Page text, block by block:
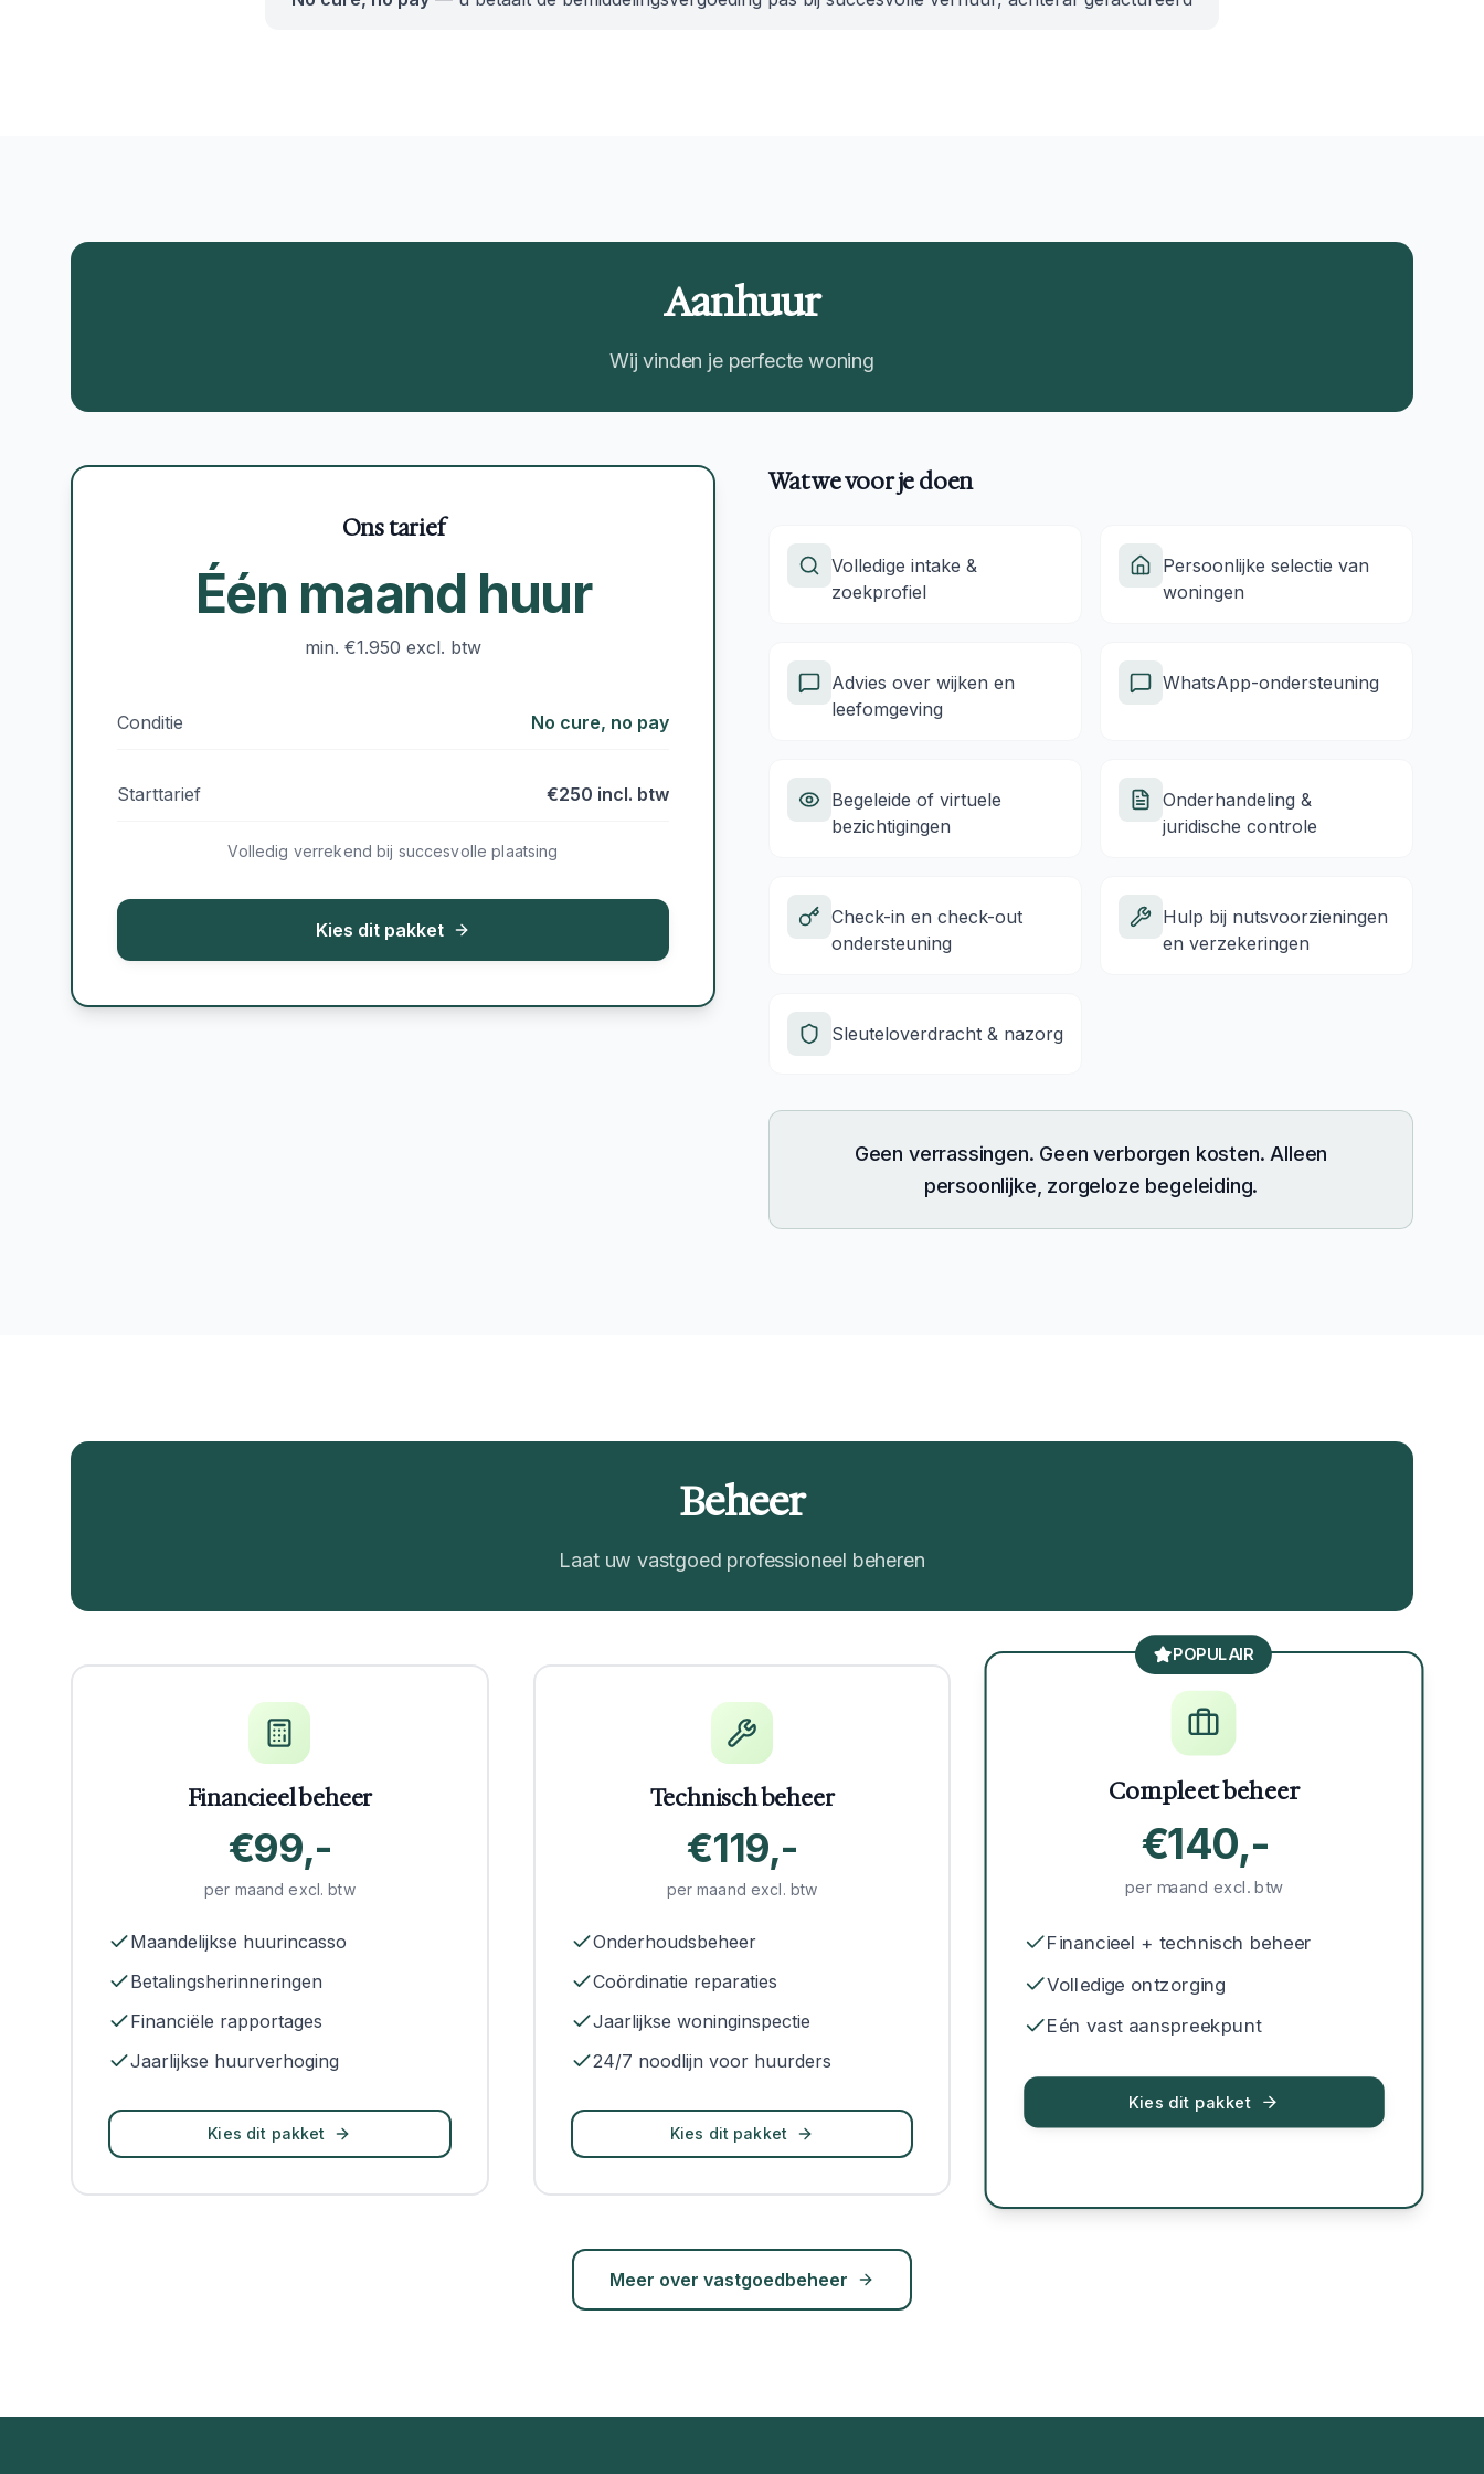
Aanhuur
Wij vinden je perfecte woning
Ons tarief
Één maand huur
min. €1.950 excl. btw
Conditie No cure, no pay
Starttarief €250 incl. btw
Volledig verrekend bij succesvolle plaatsing
Kies dit pakket
Wat we voor je doen
Volledige intake &
zoekprofiel
Persoonlijke selectie van
woningen
Advies over wijken en
leefomgeving
WhatsApp-ondersteuning
Begeleide of virtuele
bezichtigingen
Onderhandeling &
juridische controle
Check-in en check-out
ondersteuning
Hulp bij nutsvoorzieningen
en verzekeringen
Sleuteloverdracht & nazorg
Geen verrassingen. Geen verborgen kosten. Alleen
persoonlijke, zorgeloze begeleiding.
Beheer
Laat uw vastgoed professioneel beheren
Financieel beheer
€99,-
per maand excl. btw
Maandelijkse huurincasso
Betalingsherinneringen
Financiële rapportages
Jaarlijkse huurverhoging
Kies dit pakket
Technisch beheer
€119,-
per maand excl. btw
Onderhoudsbeheer
Coördinatie reparaties
Jaarlijkse woninginspectie
24/7 noodlijn voor huurders
Kies dit pakket
POPULAIR
Compleet beheer
€140,-
per maand excl. btw
Financieel + technisch beheer
Volledige ontzorging
Eén vast aanspreekpunt
Kies dit pakket
Meer over vastgoedbeheer